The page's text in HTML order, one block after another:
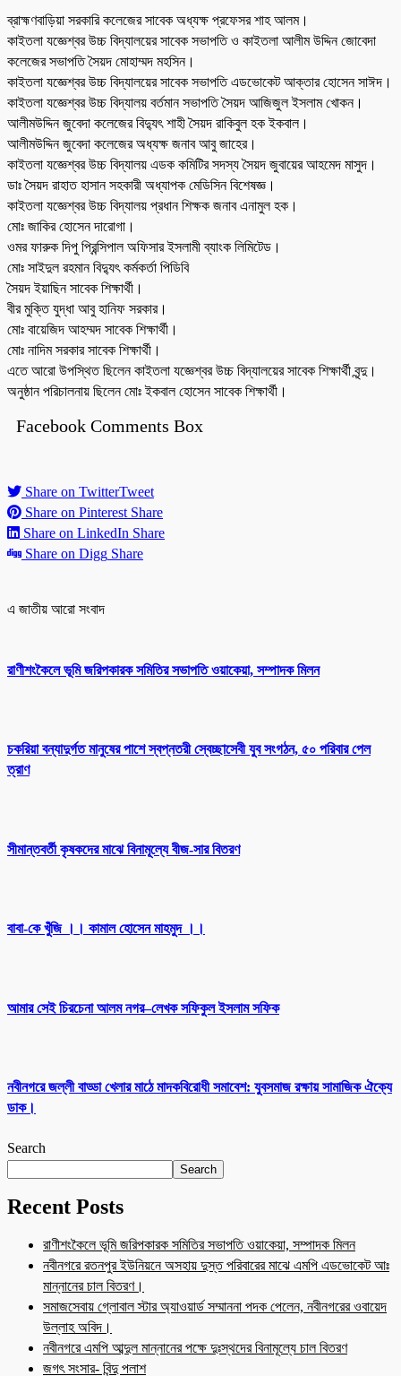
ব্রাহ্মণবাড়িয়া সরকারি কলেজের সাবেক অধ্যক্ষ প্রফেসর শাহ আলম।
কাইতলা যজ্ঞেশ্বর উচ্চ বিদ্যালয়ের সাবেক সভাপতি ও কাইতলা আলীম উদ্দিন জোবেদা
কলেজের সভাপতি সৈয়দ মোহাম্মদ মহসিন।
কাইতলা যজ্ঞেশ্বর উচ্চ বিদ্যালয়ের সাবেক সভাপতি এডভোকেট আক্তার হোসেন সাঈদ।
কাইতলা যজ্ঞেশ্বর উচ্চ বিদ্যালয় বর্তমান সভাপতি সৈয়দ আজিজুল ইসলাম খোকন।
আলীমউদ্দিন জুবেদা কলেজের বিদ্যুৎ শাহী সৈয়দ রাকিবুল হক ইকবাল।
আলীমউদ্দিন জুবেদা কলেজের অধ্যক্ষ জনাব আবু জাহের।
কাইতলা যজ্ঞেশ্বর উচ্চ বিদ্যালয় এডক কমিটির সদস্য সৈয়দ জুবায়ের আহমেদ মাসুদ।
ডাঃ সৈয়দ রাহাত হাসান সহকারী অধ্যাপক মেডিসিন বিশেষজ্ঞ।
কাইতলা যজ্ঞেশ্বর উচ্চ বিদ্যালয় প্রধান শিক্ষক জনাব এনামুল হক।
মোঃ জাকির হোসেন দারোগা।
ওমর ফারুক দিপু প্রিন্সিপাল অফিসার ইসলামী ব্যাংক লিমিটেড।
মোঃ সাইদুল রহমান বিদ্যুৎ কর্মকর্তা পিডিবি
সৈয়দ ইয়াছিন সাবেক শিক্ষার্থী।
বীর মুক্তি যুদ্ধা আবু হানিফ সরকার।
মোঃ বায়েজিদ আহম্মদ সাবেক শিক্ষার্থী।
মোঃ নাদিম সরকার সাবেক শিক্ষার্থী।
এতে আরো উপস্থিত ছিলেন কাইতলা যজ্ঞেশ্বর উচ্চ বিদ্যালয়ের সাবেক শিক্ষার্থী বৃন্দু।
অনুষ্ঠান পরিচালনায় ছিলেন মোঃ ইকবাল হোসেন সাবেক শিক্ষার্থী।
Facebook Comments Box
Share on TwitterTweet
Share on Pinterest Share
Share on LinkedIn Share
Share on Digg Share
এ জাতীয় আরো সংবাদ
রাণীশংকৈলে ভূমি জরিপকারক সমিতির সভাপতি ওয়াকেয়া, সম্পাদক মিলন
চকরিয়া বন্যাদুর্গত মানুষের পাশে স্বপ্নতরী স্বেচ্ছাসেবী যুব সংগঠন, ৫০ পরিবার পেল
ত্রাণ
সীমান্তবর্তী কৃষকদের মাঝে বিনামূল্যে বীজ-সার বিতরণ
বাবা-কে খুঁজি ।। কামাল হোসেন মাহমুদ ।।
আমার সেই চিরচেনা আলম নগর–লেখক সফিকুল ইসলাম সফিক
নবীনগরে জল্লী বাড্ডা খেলার মাঠে মাদকবিরোধী সমাবেশ: যুবসমাজ রক্ষায় সামাজিক ঐক্যে
ডাক।
Search
Search
Recent Posts
রাণীশংকৈলে ভূমি জরিপকারক সমিতির সভাপতি ওয়াকেয়া, সম্পাদক মিলন
নবীনগরে রতনপুর ইউনিয়নে অসহায় দুস্ত পরিবারের মাঝে এমপি এডভোকেট আঃ
মান্নানের চাল বিতরণ।
সমাজসেবায় গ্লোবাল স্টার অ্যাওয়ার্ড সম্মাননা পদক পেলেন, নবীনগরের ওবায়েদ
উল্লাহ অবিদ।
নবীনগরে এমপি আব্দুল মান্নানের পক্ষে দুঃস্থদের বিনামূল্যে চাল বিতরণ
জগৎ সংসার- বিন্দু পলাশ